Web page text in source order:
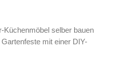
Küchenmöbel selber bauen
mit einer DIY-